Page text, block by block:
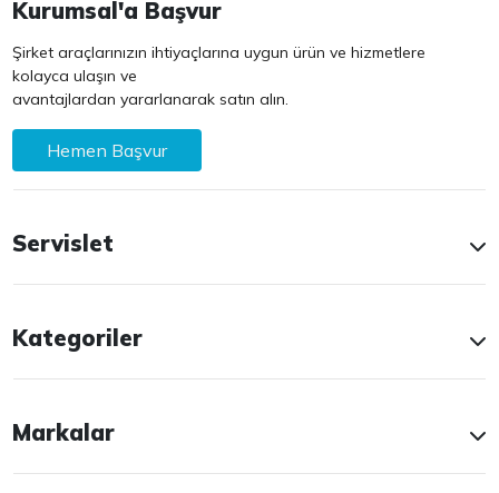
Kurumsal'a Başvur
Şirket araçlarınızın ihtiyaçlarına uygun ürün ve hizmetlere
kolayca ulaşın ve
avantajlardan yararlanarak satın alın.
Hemen Başvur
Servislet
Kategoriler
Markalar